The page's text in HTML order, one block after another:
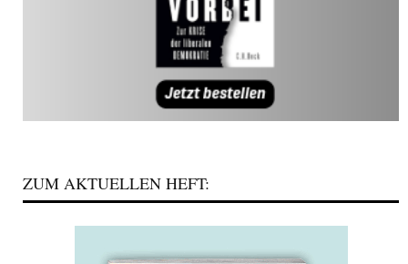
ZUM AKTUELLEN HEFT: